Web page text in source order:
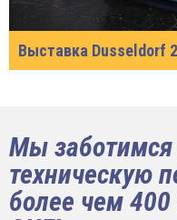
Выставка Dusseldorf
Мы
техническую
более чем